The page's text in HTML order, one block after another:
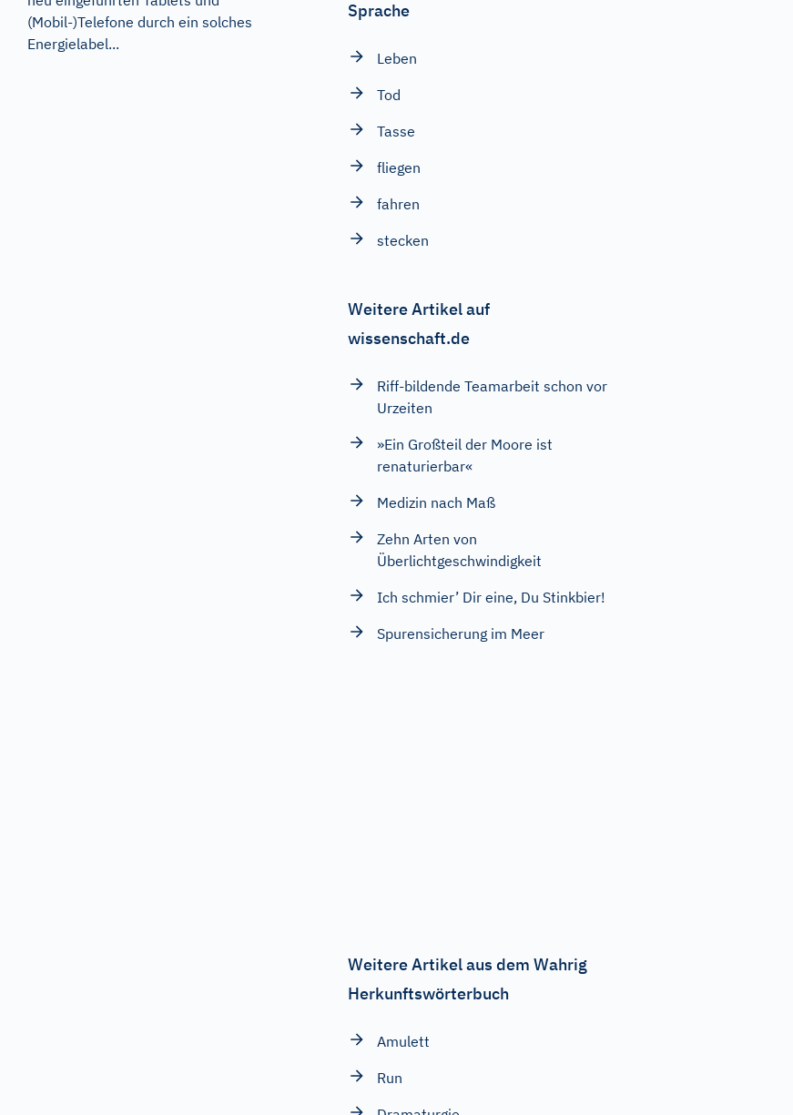
(Mobil-)Telefone durch ein solches
Energielabel...
Sprache
Leben
Tod
Tasse
fliegen
fahren
stecken
Weitere Artikel auf
wissenschaft.de
Riff-bildende Teamarbeit schon vor
Urzeiten
»Ein Großteil der Moore ist
renaturierbar«
Medizin nach Maß
Zehn Arten von
Überlichtgeschwindigkeit
Ich schmier’ Dir eine, Du Stinkbier!
Spurensicherung im Meer
Weitere Artikel aus dem Wahrig
Herkunftswörterbuch
Amulett
Run